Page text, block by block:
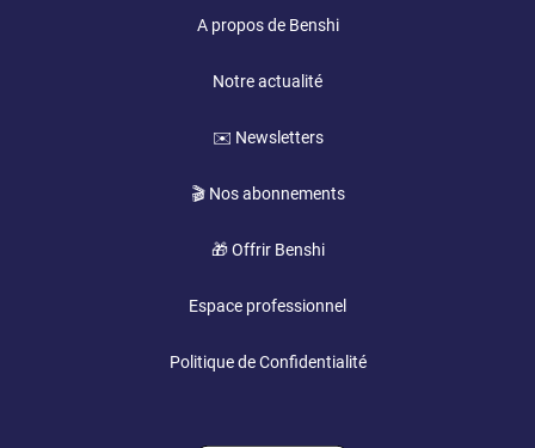
A propos de Benshi
Notre actualité
✉️ Newsletters
🎬 Nos abonnements
🎁 Offrir Benshi
Espace professionnel
Politique de Confidentialité